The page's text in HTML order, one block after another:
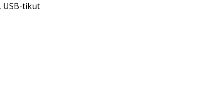
, USB-tikut